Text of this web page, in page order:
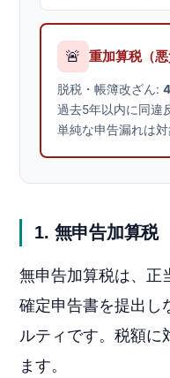
🚨 重加算税（悪
脱税・帳簿改ざん:
過去5年以内に同違
単純な申告漏れは
1. 無申告加算税
無申告加算税は、正
確定申告書を提出し
ルティです。税額に
ます。